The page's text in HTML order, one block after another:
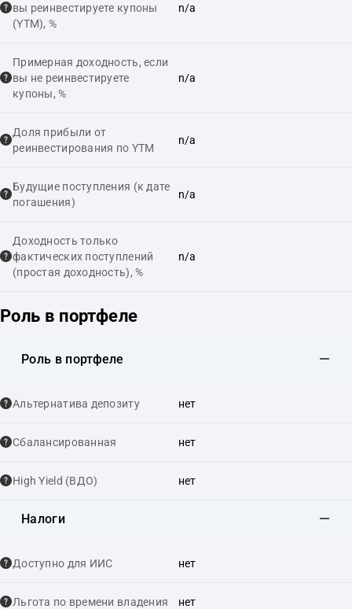
вы реинвестируете купоны
(YTM), %
n/a
Примерная доходность, если
вы не реинвестируете
купоны, %
n/a
Доля прибыли от
реинвестирования по YTM
n/a
Будущие поступления (к дате
погашения)
n/a
Доходность только
фактических поступлений
(простая доходность), %
n/a
Роль в портфеле
Роль в портфеле
Альтернатива депозиту нет
Сбалансированная нет
High Yield (ВДО) нет
Налоги
Доступно для ИИС нет
Льгота по времени владения нет